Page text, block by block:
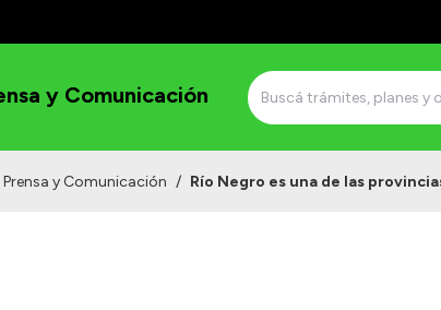
y Comunicación
Prensa y Comunicación / Río Negro es una de las